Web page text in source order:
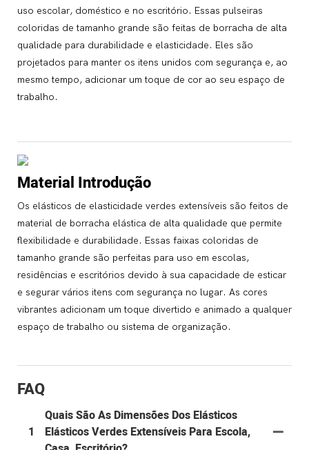
uso escolar, doméstico e no escritório. Essas pulseiras
coloridas de tamanho grande são feitas de borracha de alta
qualidade para durabilidade e elasticidade. Eles são
projetados para manter os itens unidos com segurança e, ao
mesmo tempo, adicionar um toque de cor ao seu espaço de
trabalho.
Material Introdução
Os elásticos de elasticidade verdes extensíveis são feitos de
material de borracha elástica de alta qualidade que permite
flexibilidade e durabilidade. Essas faixas coloridas de
tamanho grande são perfeitas para uso em escolas,
residências e escritórios devido à sua capacidade de esticar
e segurar vários itens com segurança no lugar. As cores
vibrantes adicionam um toque divertido e animado a qualquer
espaço de trabalho ou sistema de organização.
FAQ
1
Quais São As Dimensões Dos Elásticos
Elásticos Verdes Extensíveis Para Escola,